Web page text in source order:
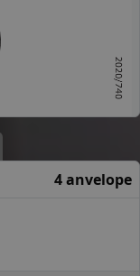
4 anvelope